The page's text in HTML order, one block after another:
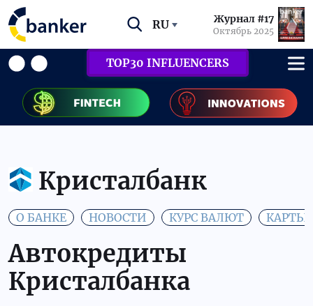
RU Журнал #17
Октябрь 2025
TOP30 INFLUENCERS
Кристалбанк
О БАНКЕ НОВОСТИ КУРС ВАЛЮТ КАРТЫ
Автокредиты
Кристалбанка